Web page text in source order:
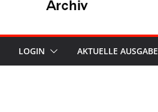
LOGIN AKTUELLE AUSGABE